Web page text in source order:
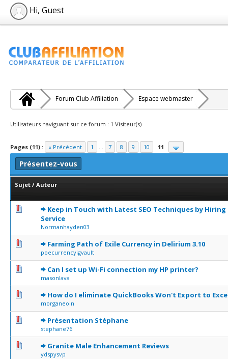
Hi, Guest
Forum Club Affiliation Espace webmaster
Utilisateurs naviguant sur ce forum : 1 Visiteur(s)
Pages (11) : « Précédent 1 ... 7 8 9 10 11
Présentez-vous
Sujet / Auteur
Keep in Touch with Latest SEO Techniques by Hiring
Service
Normanhayden03
0 Votes - 0 sur 5 en moyenne
1234 5
Farming Path of Exile Currency in Delirium 3.10
poecurrencyigvault
0 Votes - 0 sur 5 en moyenne
12345
Can I set up Wi-Fi connection my HP printer?
masonlava
0 Votes - 0 sur 5 en moyenne
12 345
How do I eliminate QuickBooks Won't Export to
morganeoin
0 Votes - 0 sur 5 en moyenne
12345
Présentation Stéphane
stephane76
0 Votes - 0 sur 5 en moyenne
12345
Granite Male Enhancement Reviews
ydspysvp
0 Votes - 0 sur 5 en moyenne
123 45